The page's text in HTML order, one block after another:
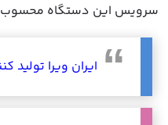
سرویس این دستگاه
ایران ویرا تولید